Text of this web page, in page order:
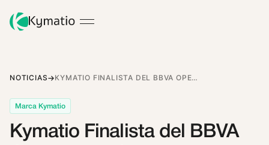
NOTICIAS KYMATIO FINALISTA DEL BBVA OPEN TALENT CONNECTION FESTIVAL
Marca Kymatio
Kymatio Finalista del BBVA